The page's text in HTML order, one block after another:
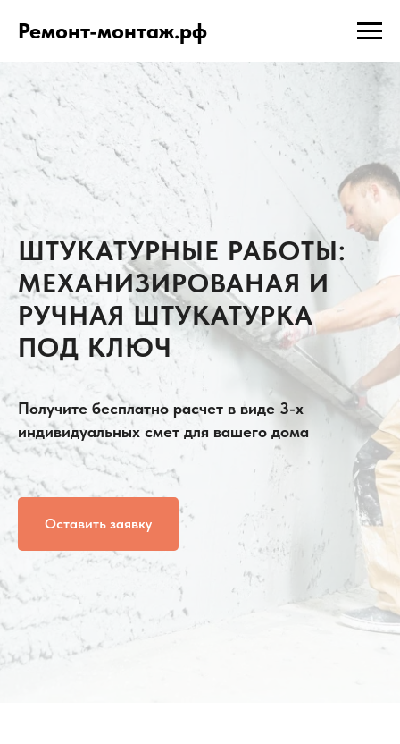
Ремонт-монтаж.рф
ШТУКАТУРНЫЕ РАБОТЫ:
МЕХАНИЗИРОВАНАЯ И
РУЧНАЯ ШТУКАТУРКА
ПОД КЛЮЧ
Получите бесплатно расчет в виде 3-х
индивидуальных смет для вашего дома
Оставить заявку